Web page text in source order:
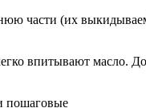
части (их
впитывают масло.